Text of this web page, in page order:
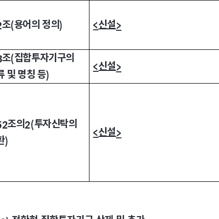
조(용어의 정의) <신설>
조(집합투자기구의
및 명칭 등)
<신설>
조의 2(투자신탁의
)
<신설>